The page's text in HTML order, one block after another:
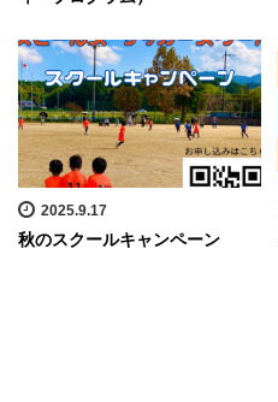
2025.9.17
秋のスクールキャンペーン